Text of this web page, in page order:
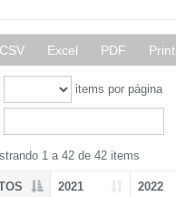
CSV Excel PDF Print
items por página
1 a 42 de 42 items
2021 2022